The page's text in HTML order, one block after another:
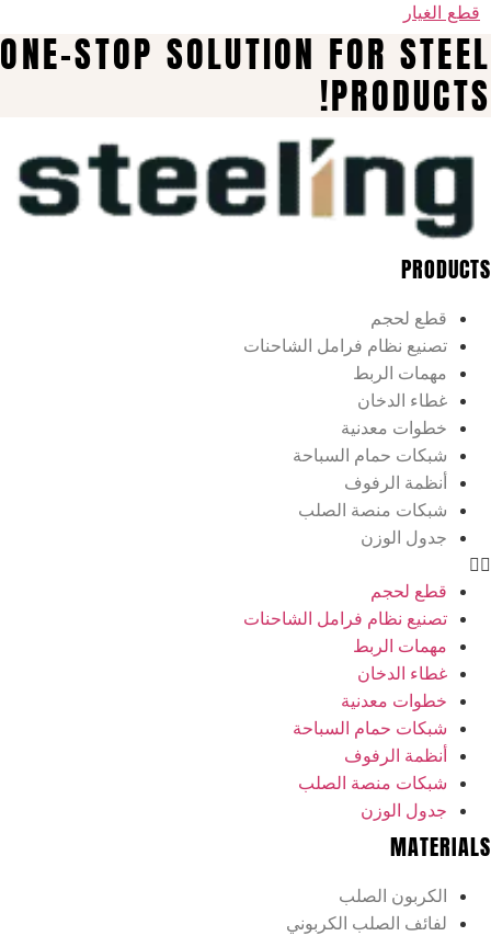
قطع الغيار
ONE-STOP SOLUTION FOR STEEL
PRODUCTS!
PRODUCTS
قطع لحجم
تصنيع نظام فرامل الشاحنات
مهمات الربط
غطاء الدخان
خطوات معدنية
شبكات حمام السباحة
أنظمة الرفوف
شبكات منصة الصلب
جدول الوزن
قطع لحجم
تصنيع نظام فرامل الشاحنات
مهمات الربط
غطاء الدخان
خطوات معدنية
شبكات حمام السباحة
أنظمة الرفوف
شبكات منصة الصلب
جدول الوزن
MATERIALS
الكربون الصلب
لفائف الصلب الكربوني